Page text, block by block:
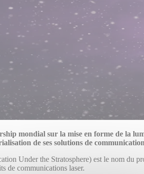
mondial sur la mise en forme de la
de ses solutions de
Under the Stratosphere) est le nom du
de communications laser.